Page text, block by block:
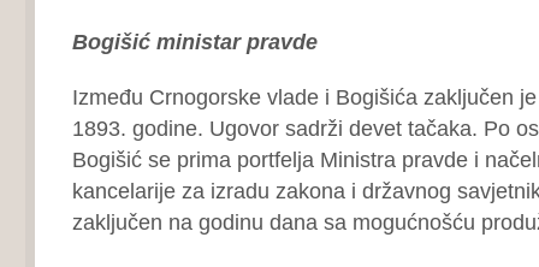
Bogišić ministar pravde
Između Crnogorske vlade i Bogišića zaključen
1893. godine. Ugovor sadrži devet tačaka. Po
Bogišić se prima portfelja Ministra pravde i
kancelarije za izradu zakona i državnog
zaključen na godinu dana sa mogućnošću